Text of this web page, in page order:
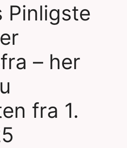
Pinligste
– her
fra 1.